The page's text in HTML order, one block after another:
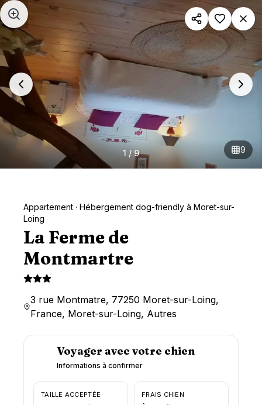
Aller au contenu principal
1/9 9
Appartement · Hébergement dog-friendly à Moret-sur-
Loing
La Ferme de
Montmartre
3 rue Montmatre, 77250 Moret-sur-Loing,
France, Moret-sur-Loing, Autres
Voyager avec votre chien
Informations à confirmer
TAILLE ACCEPTÉE FRAIS CHIEN